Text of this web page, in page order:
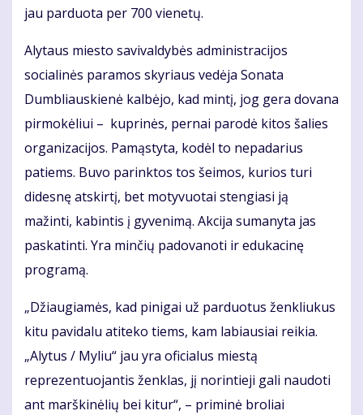
jau parduota per 700 vienetų.
Alytaus miesto savivaldybės administracijos
socialinės paramos skyriaus vedėja Sonata
Dumbliauskienė kalbėjo, kad mintį, jog gera dovana
pirmokėliui – kuprinės, pernai parodė kitos šalies
organizacijos. Pamąstyta, kodėl to nepadarius
patiems. Buvo parinktos tos šeimos, kurios turi
didesnę atskirtį, bet motyvuotai stengiasi ją
mažinti, kabintis į gyvenimą. Akcija sumanyta jas
paskatinti. Yra minčių padovanoti ir edukacinę
programą.
„Džiaugiamės, kad pinigai už parduotus ženkliukus
kitu pavidalu atiteko tiems, kam labiausiai reikia.
„Alytus / Myliu“ jau yra oficialus miestą
reprezentuojantis ženklas, jį norintieji gali naudoti
ant marškinėlių bei kitur“, – priminė broliai